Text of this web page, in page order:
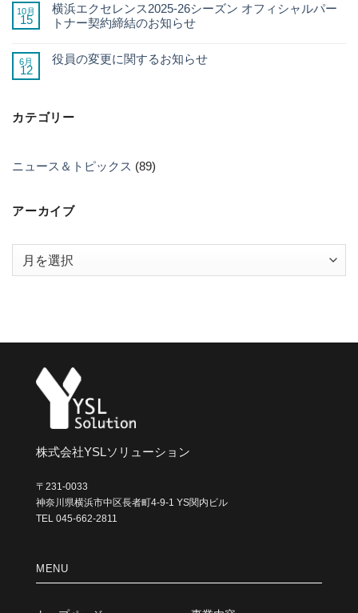
15
10月
横浜エクセレンス2025-26シーズン オフィシャルパー
トナー契約締結のお知らせ
12
6月 役員の変更に関するお知らせ
カテゴリー
ニュース＆トピックス (89)
アーカイブ
ー
ブ
株式会社YSLソリューション
〒231-0033
神奈川県横浜市中区長者町4-9-1 YS関内ビル
TEL 045-662-2811
MENU